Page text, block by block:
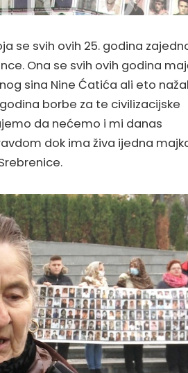
se svih ovih 25. godina
Ona se svih ovih godina
sina Nine Ćatića ali eto
borbe za te civilizacijske
da nećemo i mi danas
dok ima živa ijedna